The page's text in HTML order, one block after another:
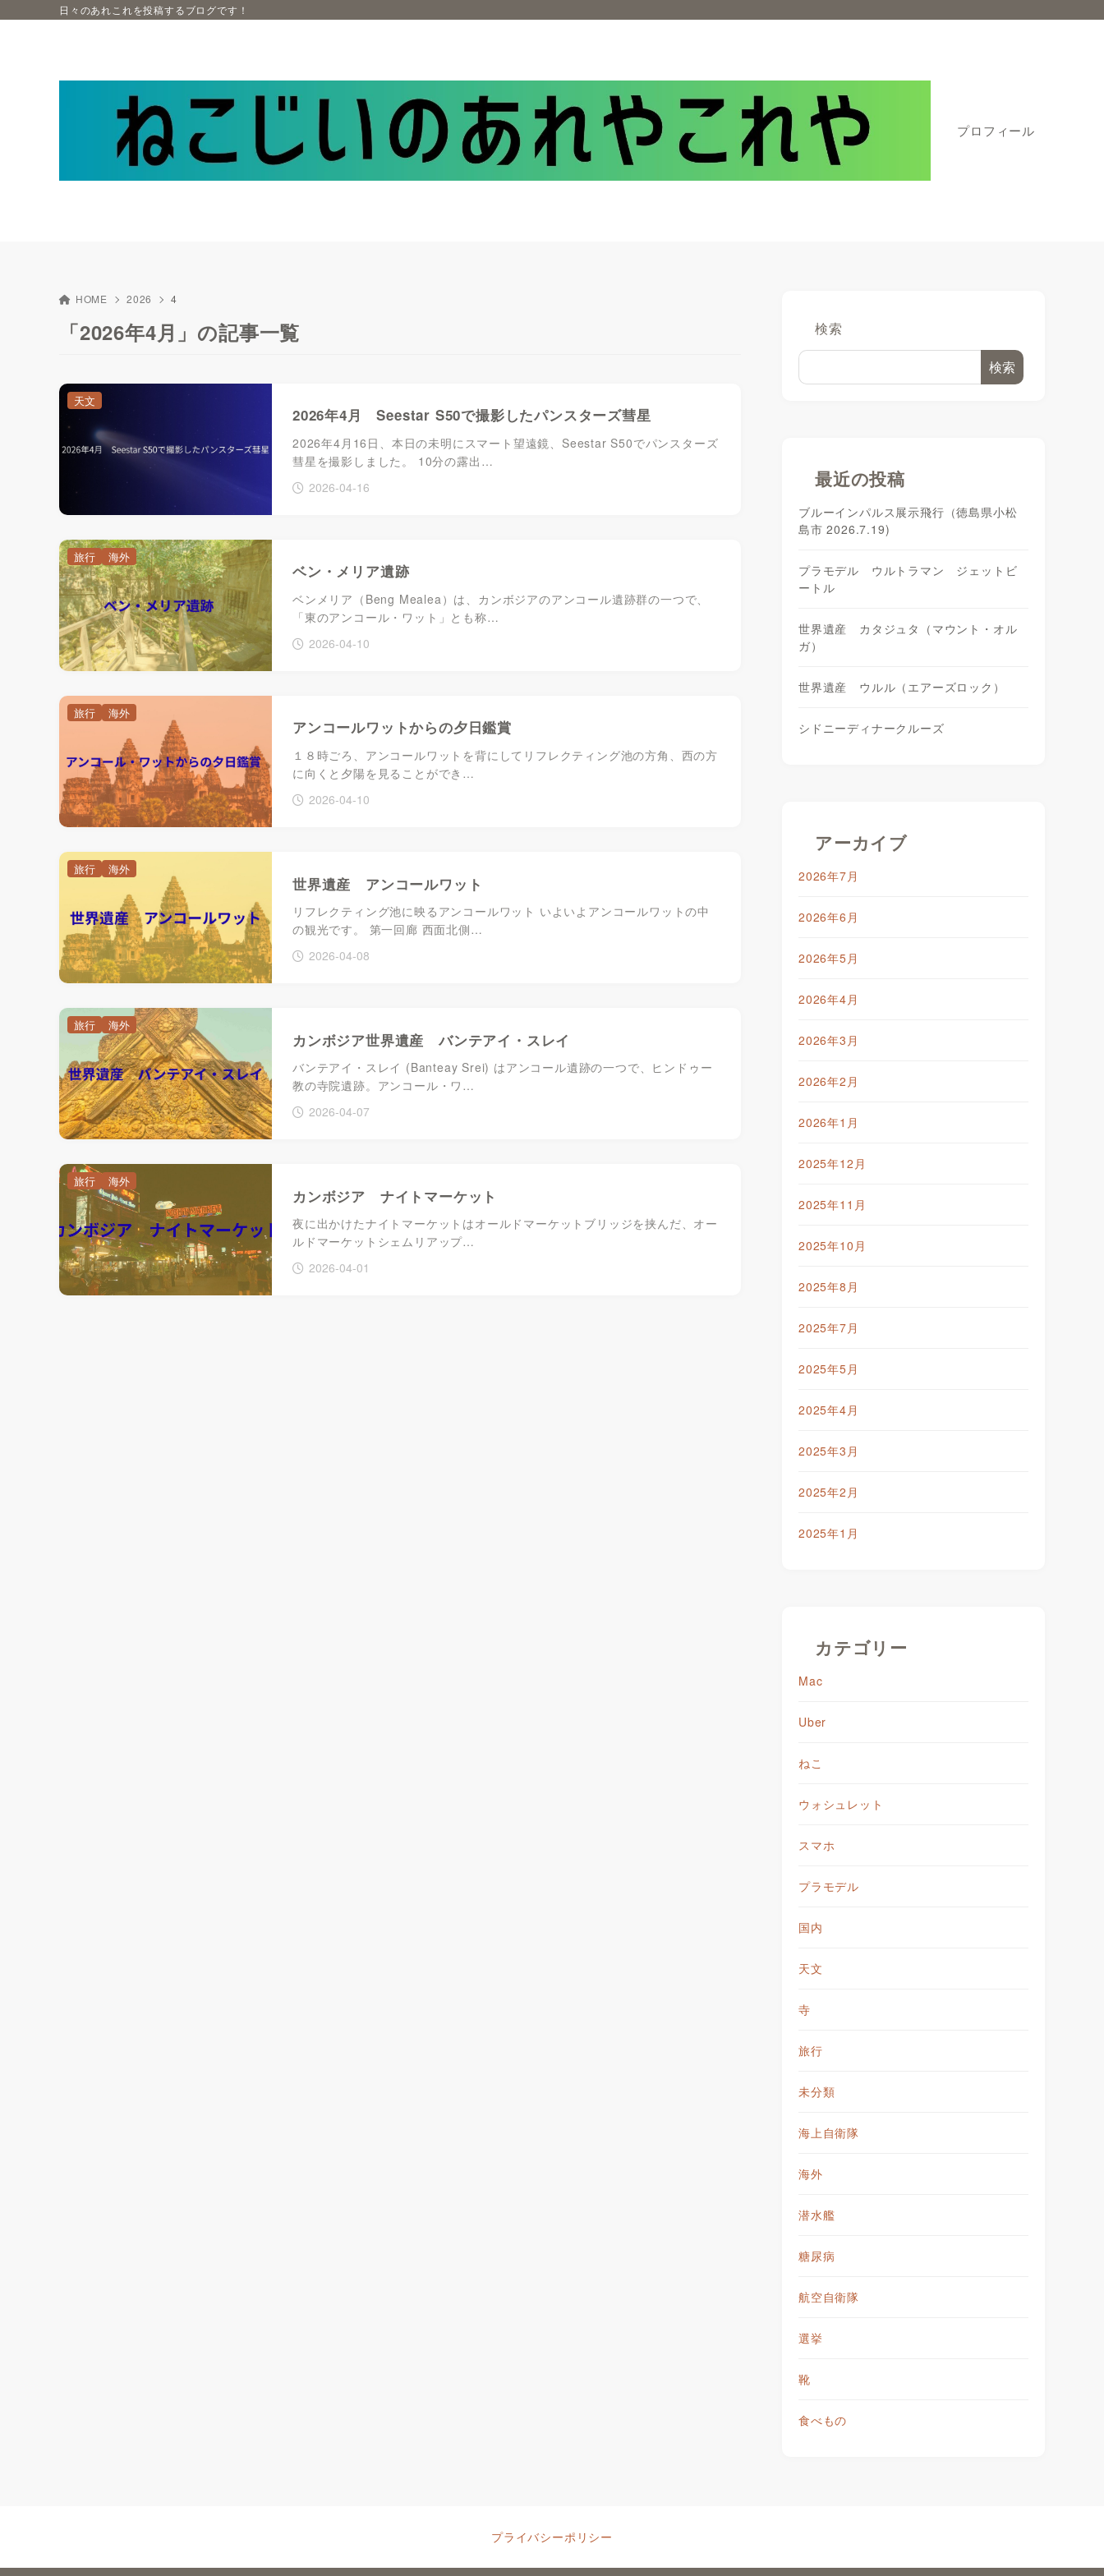
日々のあれこれを投稿するブログです！
プロフィール
HOME 2026 4
「2026年4月」の記事一覧
2026年4月 Seestar S50で撮影したパンスターズ彗星
2026年4月16日、本日の未明にスマート望遠鏡、Seestar S50でパンスターズ
彗星を撮影しました。 10分の露出…
2026-04-16
天文
ベン・メリア遺跡
ベンメリア（Beng Mealea）は、カンボジアのアンコール遺跡群の一つで、
「東のアンコール・ワット」とも称…
2026-04-10
旅行 海外
アンコールワットからの夕日鑑賞
１８時ごろ、アンコールワットを背にしてリフレクティング池の方角、西の方
に向くと夕陽を見ることができ…
2026-04-10
旅行 海外
世界遺産 アンコールワット
リフレクティング池に映るアンコールワット いよいよアンコールワットの中
の観光です。 第一回廊 西面北側…
2026-04-08
旅行 海外
カンボジア世界遺産 バンテアイ・スレイ
バンテアイ・スレイ (Banteay Srei) はアンコール遺跡の一つで、ヒンドゥー
教の寺院遺跡。アンコール・ワ…
2026-04-07
旅行 海外
カンボジア ナイトマーケット
夜に出かけたナイトマーケットはオールドマーケットブリッジを挟んだ、オー
ルドマーケットシェムリアップ…
2026-04-01
旅行 海外
検索
検索
最近の投稿
ブルーインパルス展示飛行（徳島県小松
島市 2026.7.19)
プラモデル ウルトラマン ジェットビ
ートル
世界遺産 カタジュタ（マウント・オル
ガ）
世界遺産 ウルル（エアーズロック）
シドニーディナークルーズ
アーカイブ
2026年7月
2026年6月
2026年5月
2026年4月
2026年3月
2026年2月
2026年1月
2025年12月
2025年11月
2025年10月
2025年8月
2025年7月
2025年5月
2025年4月
2025年3月
2025年2月
2025年1月
カテゴリー
Mac
Uber
ねこ
ウォシュレット
スマホ
プラモデル
国内
天文
寺
旅行
未分類
海上自衛隊
海外
潜水艦
糖尿病
航空自衛隊
選挙
靴
食べもの
プライバシーポリシー